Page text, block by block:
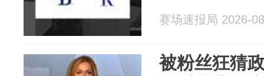
赛场速报局 2026-
被粉丝狂猜